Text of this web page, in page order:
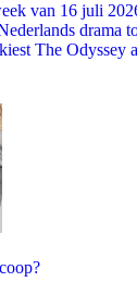
van 16 juli
drama
The Odyssey